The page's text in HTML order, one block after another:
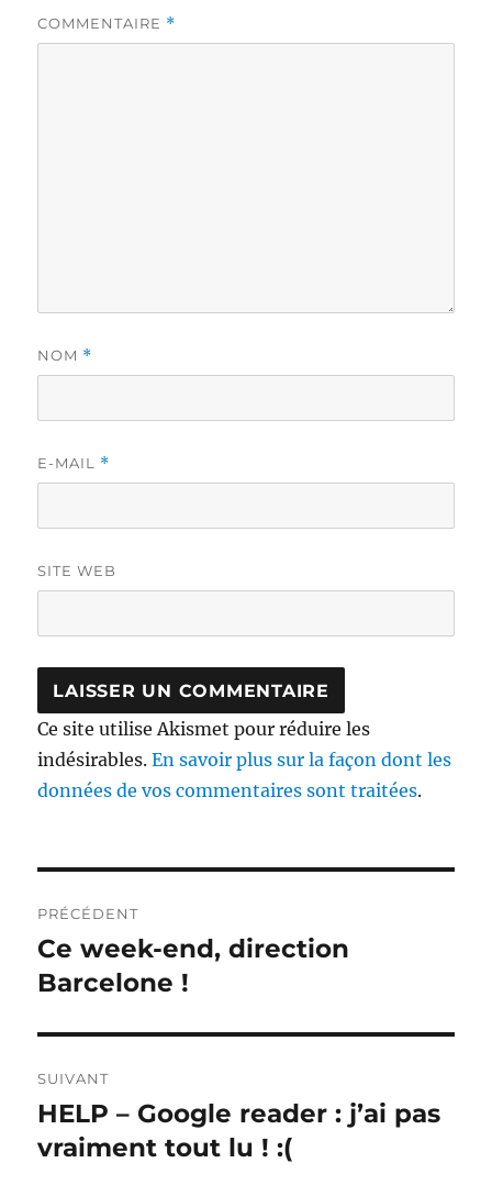
COMMENTAIRE *
NOM *
E-MAIL *
SITE WEB
Ce site utilise Akismet pour réduire les
indésirables.En savoir plus sur la façon dont les
données de vos commentaires sont traitées.
de
l’article
PRÉCÉDENT
Publication
précédente :
Ce week-end, direction
Barcelone !
SUIVANT
Publication
suivante :
HELP – Google reader : j’ai pas
vraiment tout lu ! :(